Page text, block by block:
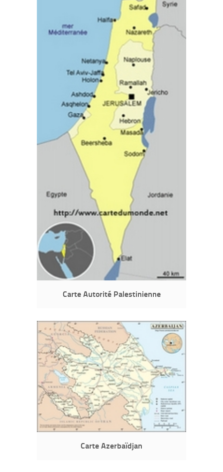
Carte Autorité Palestinienne
Carte Azerbaïdjan